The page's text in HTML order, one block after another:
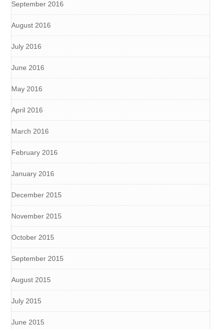
September 2016
August 2016
July 2016
June 2016
May 2016
April 2016
March 2016
February 2016
January 2016
December 2015
November 2015
October 2015
September 2015
August 2015
July 2015
June 2015